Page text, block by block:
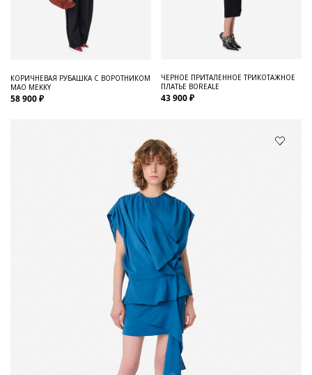
КОРИЧНЕВАЯ РУБАШКА С ВОРОТНИКОМ
МАО MEKKY
58 900 ₽
ЧЕРНОЕ ПРИТАЛЕННОЕ ТРИКОТАЖНОЕ
ПЛАТЬЕ BOREALE
43 900 ₽